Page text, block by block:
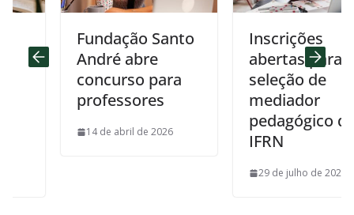
Fundação Santo
André abre
concurso para
professores
14 de abril de 2026
Inscrições
abertas para a
seleção de
mediador
pedagógico do
IFRN
29 de julho de 2026